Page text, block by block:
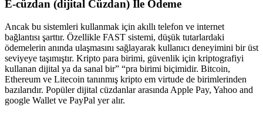
E-cüzdan (dijital Cüzdan) Ile Ödeme
Ancak bu sistemleri kullanmak için akıllı telefon ve internet
bağlantısı şarttır. Özellikle FAST sistemi, düşük tutarlardaki
ödemelerin anında ulaşmasını sağlayarak kullanıcı deneyimini bir üst
seviyeye taşımıştır. Kripto para birimi, güvenlik için kriptografiyi
kullanan dijital ya da sanal bir” “pra birimi biçimidir. Bitcoin,
Ethereum ve Litecoin tanınmış kripto em virtude de birimlerinden
bazılarıdır. Popüler dijital cüzdanlar arasında Apple Pay, Yahoo and
google Wallet ve PayPal yer alır.